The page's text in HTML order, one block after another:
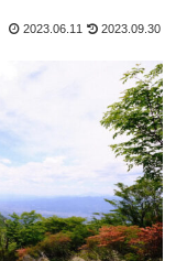
2023.06.11 2023.09.30